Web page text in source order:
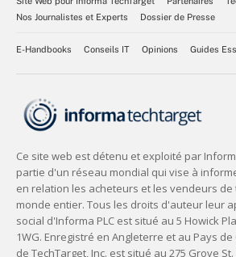
Nos Journalistes et Experts
Dossier de Presse
E-Handbooks Conseils IT Opinions Guides